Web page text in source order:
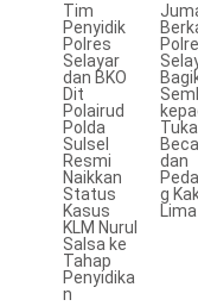
Tim
Penyidik
Polres
Selayar
dan BKO
Dit
Polairud
Polda
Sulsel
Resmi
Naikkan
Status
Kasus
KLM Nurul
Salsa ke
Tahap
Penyidika
n
dan
g
Lima